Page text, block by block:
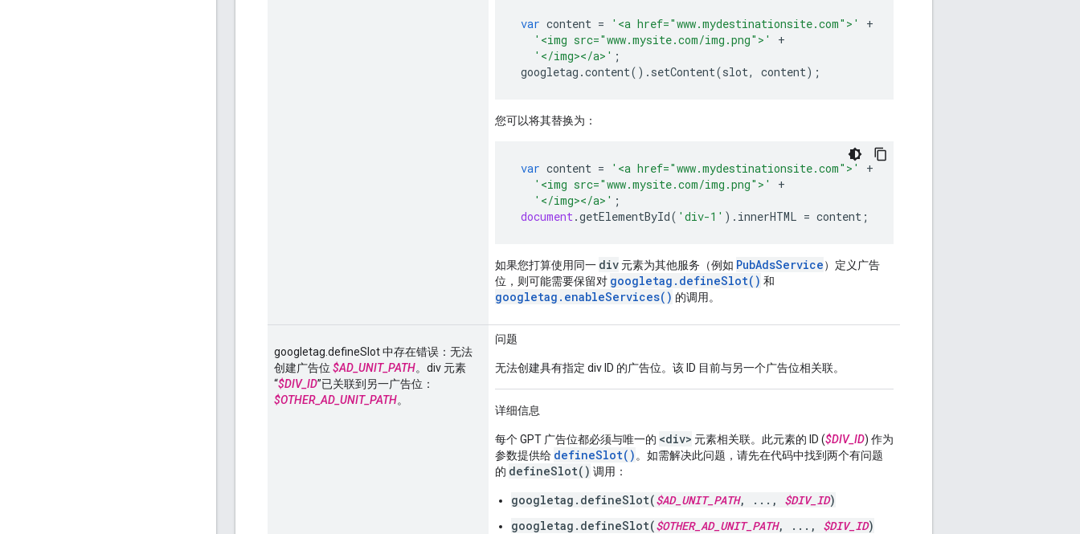
var content = '<a href="www.mydestinationsite.com">'
+
'<img src="www.mysite.com/img.png">'
+
'</img></a>' ;
googletag .content(). setContent(slot, content);
您可以将其替换为：
var content = '<a href="www.mydestinationsite.com">'
+
'<img src="www.mysite.com/img.png">'
+
'</img></a>' ;
document.getElementById( 'div-1' ). innerHTML = content ;
如果您打算使用同一 div 元素为其他服务（例如 PubAdsService）定义广告
位，则可能需要保留对 googletag.defineSlot() 和
googletag.enableServices() 的调用。
googletag.defineSlot 中存在错误：无法
创建广告位 $AD_UNIT_PATH。div 元素
“$DIV_ID”已关联到另一广告位：
$OTHER_AD_UNIT_PATH。
问题
无法创建具有指定 div ID 的广告位。该 ID 目前与另一个广告位相关联。
详细信息
每个 GPT 广告位都必须与唯一的 <div> 元素相关联。此元素的 ID ($DIV_ID) 作为
参数提供给 defineSlot() 。如需解决此问题，请先在代码中找到两个有问题
的 defineSlot() 调用：
googletag.defineSlot($AD_UNIT_PATH, ..., $DIV_ID)
googletag.defineSlot($OTHER_AD_UNIT_PATH, ..., $DIV_ID)